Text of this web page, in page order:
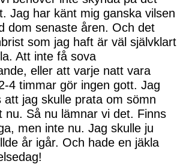
Jag har känt mig ganska vilsen
dom senaste åren. Och det
som jag haft är väl självklart
Att inte få sova
eller att varje natt vara
4 timmar gör ingen gott. Jag
att jag skulle prata om sömn
nu. Så nu lämnar vi det. Finns
men inte nu. Jag skulle ju
år igår. Och hade en jäkla